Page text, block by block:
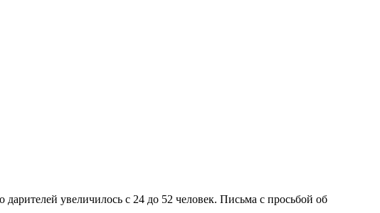
увеличилось с 24 до 52 человек. Письма с просьбой об